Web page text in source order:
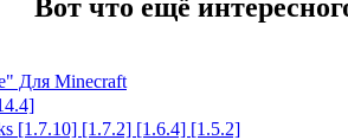
Вот что ещё
Для Minecraft
[1.7.10] [1.7.2] [1.6.4] [1.5.2]